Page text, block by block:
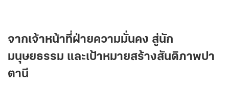
จากเจ้าหน้าที่ฝ่ายความมั่นคง สู่นัก
มนุษยธรรม และเป้าหมายสร้างสันติภาพปา
ตานี